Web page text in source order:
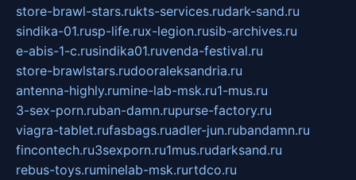
store-brawl-stars.rukts-services.rudark-sand.ru
sindika-01.rusp-life.rux-legion.rusib-archives.ru
e-abis-1-c.rusindika01.ruvenda-festival.ru
store-brawlstars.rudooraleksandria.ru
antenna-highly.rumine-lab-msk.ru1-mus.ru
3-sex-porn.ruban-damn.rupurse-factory.ru
viagra-tablet.rufasbags.ruadler-jun.rubandamn.ru
fincontech.ru3sexporn.ru1mus.rudarksand.ru
rebus-toys.ruminelab-msk.rurtdco.ru